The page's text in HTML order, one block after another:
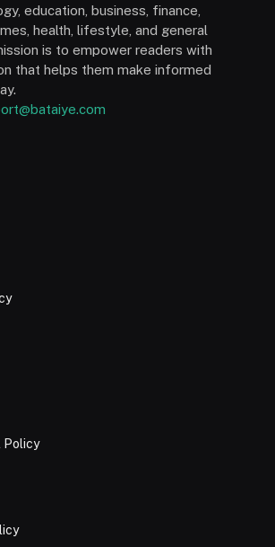
education, business, finance,
health, lifestyle, and general
is to empower readers with
that helps them make informed
Policy